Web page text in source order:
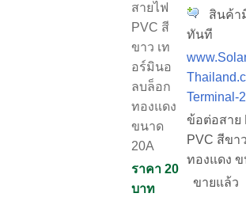
สายไฟ
PVC สี
ขาว เท
อร์มินอ
ลบล็อก
ทองแดง
ขนาด
20A
ราคา 20
บาท
สินค้า
ทันที
Terminal-
ข้อต่อสาย
PVC สีขา
ทองแดง
ขายแล้